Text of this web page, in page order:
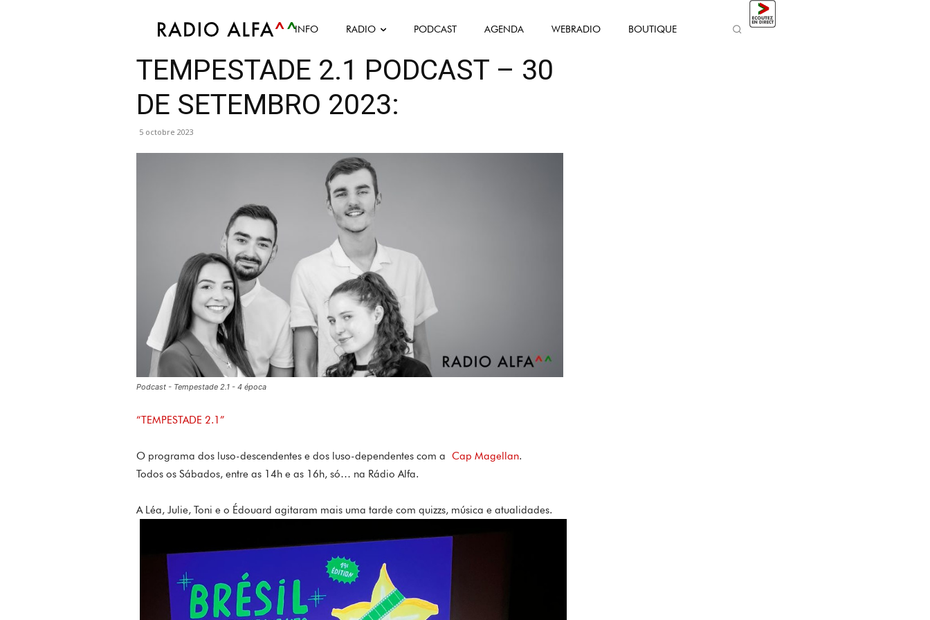
INFO RADIO PODCAST AGENDA WEBRADIO BOUTIQUE
Podcast Tempestade 2.1
TEMPESTADE 2.1 PODCAST – 30
DE SETEMBRO 2023:
5 octobre 2023
Podcast - Tempestade 2.1 - 4 época
“TEMPESTADE 2.1”
O programa dos luso-descendentes e dos luso-dependentes com a Cap Magellan.
Todos os Sábados, entre as 14h e as 16h, só… na Rádio Alfa.
A Léa, Julie, Toni e o Édouard agitaram mais uma tarde com quizzs, música e atualidades.